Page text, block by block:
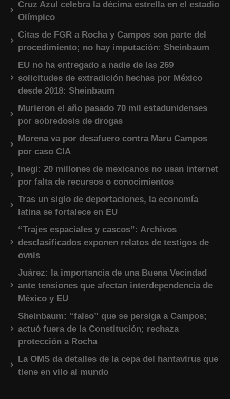
Cruz Azul celebra la décima estrella en el estadio
Olímpico
Citas de FGR a Rocha y Campos son parte del
procedimiento; no hay imputación: Sheinbaum
EU no ha entregado a nadie de las 269
solicitudes de extradición hechas por México
desde 2018: Sheinbaum
Murieron el año pasado 70 mil estadunidenses
por sobredosis de drogas
Morena va por desafuero contra Maru Campos
por caso CIA
Inegi: 20 millones de mexicanos no usan internet
por falta de recursos o conocimientos
Tras un siglo de deportaciones, la economía
latina se fortalece en EU
“Trajes espaciales y cascos”: Archivos
desclasificados exponen relatos de testigos de
ovnis
Juárez: la importancia de una Buena Vecindad
ante tensiones que afectan interdependencia de
México y EU
Sheinbaum: “falso” que se persiga a Campos;
actuó fuera de la Constitución; rechaza
protección a Rocha
La OMS da detalles de la cepa del hantavirus que
tiene en vilo al mundo